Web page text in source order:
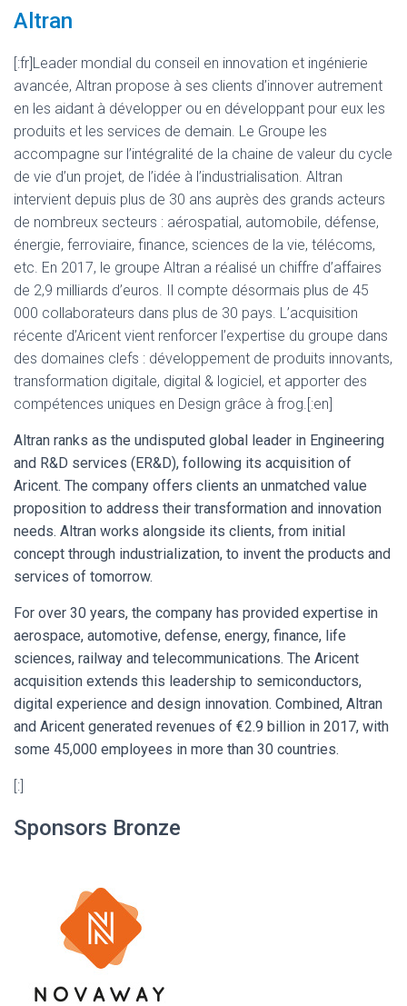
Altran
[:fr]Leader mondial du conseil en innovation et ingénierie
avancée, Altran propose à ses clients d’innover autrement
en les aidant à développer ou en développant pour eux les
produits et les services de demain. Le Groupe les
accompagne sur l’intégralité de la chaine de valeur du cycle
de vie d’un projet, de l’idée à l’industrialisation. Altran
intervient depuis plus de 30 ans auprès des grands acteurs
de nombreux secteurs : aérospatial, automobile, défense,
énergie, ferroviaire, finance, sciences de la vie, télécoms,
etc. En 2017, le groupe Altran a réalisé un chiffre d’affaires
de 2,9 milliards d’euros. Il compte désormais plus de 45
000 collaborateurs dans plus de 30 pays. L’acquisition
récente d’Aricent vient renforcer l’expertise du groupe dans
des domaines clefs : développement de produits innovants,
transformation digitale, digital & logiciel, et apporter des
compétences uniques en Design grâce à frog.[:en]
Altran ranks as the undisputed global leader in Engineering
and R&D services (ER&D), following its acquisition of
Aricent. The company offers clients an unmatched value
proposition to address their transformation and innovation
needs. Altran works alongside its clients, from initial
concept through industrialization, to invent the products and
services of tomorrow.
For over 30 years, the company has provided expertise in
aerospace, automotive, defense, energy, finance, life
sciences, railway and telecommunications. The Aricent
acquisition extends this leadership to semiconductors,
digital experience and design innovation. Combined, Altran
and Aricent generated revenues of €2.9 billion in 2017, with
some 45,000 employees in more than 30 countries.
[:]
Sponsors Bronze